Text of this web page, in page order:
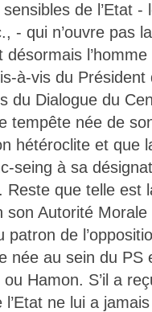
de l’Etat -
- qui n’ouvre pas
l’homme
à-vis du Président
du Dialogue du
tempête née de
hétéroclite et que
seing à sa
Reste que telle est
Autorité Morale
de
née au sein du PS
Hamon. S’il a
ne lui a